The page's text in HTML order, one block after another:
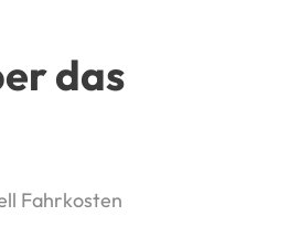
das
Fahrkosten